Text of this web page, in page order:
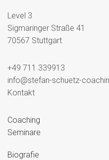
Level 3
Sigmaringer Straße 41
70567 Stuttgart
+49 711 339913
info@stefan-schuetz-
Kontakt
Coaching
Seminare
Biografie